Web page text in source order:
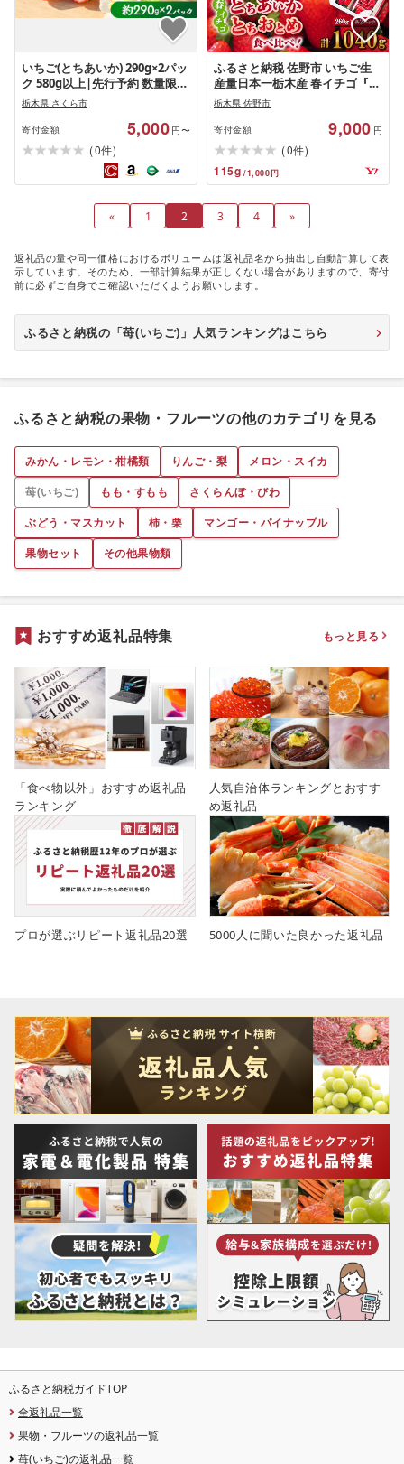
いちご(とちあいか) 290g×2パッ
ク 580g以上|先行予約 数量限定
栃木県 果物 くだもの フルーツ
苺 イチゴ ※2026年11月〜発送
栃木県 さくら市
寄付金額 5,000 円〜
(0件)
ふるさと納税 佐野市 いちご生
産量日本一栃木産 春イチゴ『と
ちおとめ』『とちあいか』
(260g×4パック)食べ比べセット
栃木県 佐野市
寄付金額 9,000 円
(0件)
115g /1,000円
« 1 2 3 4 »
返礼品の量や同一価格におけるボリュームは返礼品名から抽出し自動計算して表
示しています。そのため、一部計算結果が正しくない場合がありますので、寄付
前に必ずご自身でご確認いただくようお願いします。
ふるさと納税の「苺(いちご)」人気ランキングはこちら
ふるさと納税の果物・フルーツの他のカテゴリを見る
みかん・レモン・柑橘類 りんご・梨
メロン・スイカ
苺(いちご)
もも・すもも
さくらんぼ・びわ
ぶどう・マスカット
柿・栗
マンゴー・パイナップル
果物セット
その他果物類
おすすめ返礼品特集 もっと見る
「食べ物以外」おすすめ返礼品
ランキング
人気自治体ランキングとおすす
め返礼品
プロが選ぶリピート返礼品20選 5000人に聞いた良かった返礼品
ふるさと納税ガイドTOP
全返礼品一覧
果物・フルーツの返礼品一覧
苺(いちご)の返礼品一覧